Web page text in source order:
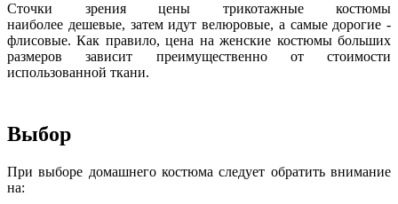
Сточки зрения цены трикотажные костюмы
наиболее дешевые, затем идут велюровые, а самые дорогие -
флисовые. Как правило, цена на женские костюмы больших
размеров зависит преимущественно от стоимости
использованной ткани.
Выбор
При выборе домашнего костюма следует обратить внимание
на: